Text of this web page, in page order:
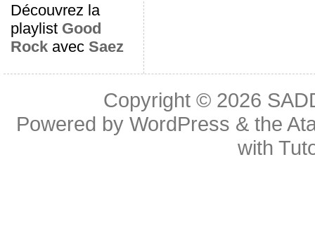
Découvrez la
playlist Good
Rockavec Saez
Copyright © 2026
Powered byWordPress & the
with